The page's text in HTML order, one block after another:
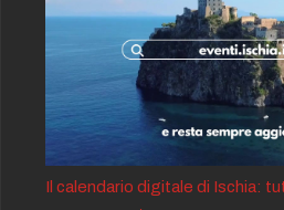
Il calendario digitale di Ischia: